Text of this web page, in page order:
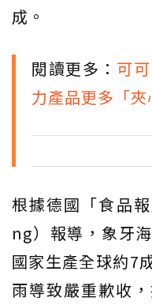
成。
閱讀更多： 可
力產品更多「夾
根據德國「食品
ng）報導，象牙
國家生產全球約7
雨導致嚴重歉收